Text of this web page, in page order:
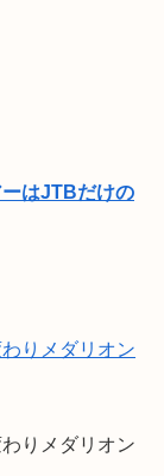
はJTBだけの
りメダリオン
りメダリオン